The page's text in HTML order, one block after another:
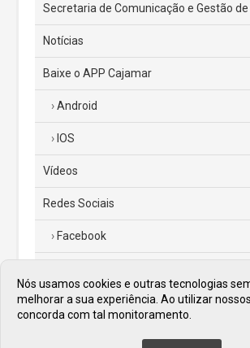
Secretaria de Comunicação e Gestão
Notícias
Baixe o APP Cajamar
Android
IOS
Vídeos
Redes Sociais
Facebook
Twitter
Nós usamos cookies e outras tecnologias
melhorar a sua experiência. Ao utilizar
concorda com tal monitoramento.